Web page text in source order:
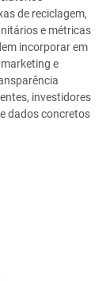
de reciclagem,
e métricas
incorporar em
e
investidores
dados concretos